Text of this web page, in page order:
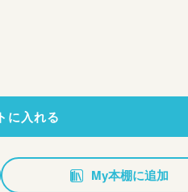
に入れる
My本棚に追加